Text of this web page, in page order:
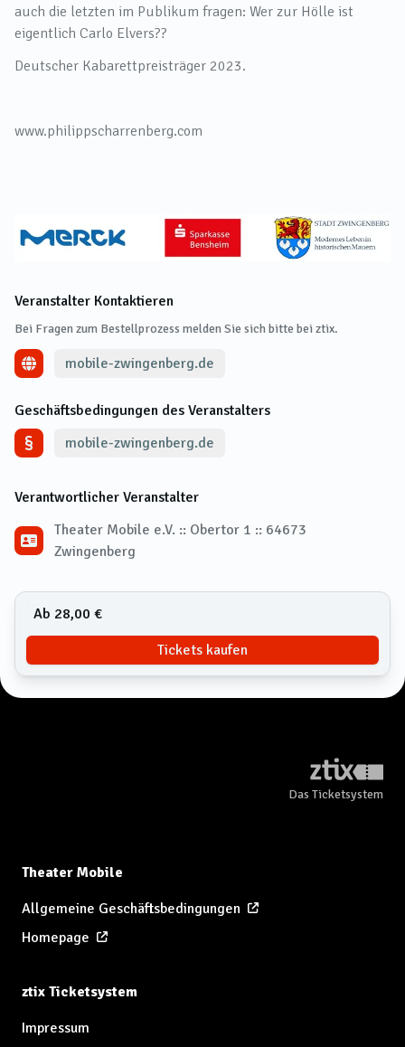
auch die letzten im Publikum fragen: Wer zur Hölle ist
eigentlich Carlo Elvers??
Deutscher Kabarettpreisträger 2023.
www.philippscharrenberg.com
Veranstalter Kontaktieren
Bei Fragen zum Bestellprozess melden Sie sich bitte bei ztix.
mobile-zwingenberg.de
Geschäftsbedingungen des Veranstalters
mobile-zwingenberg.de
Verantwortlicher Veranstalter
Theater Mobile e.V. :: Obertor 1 :: 64673
Zwingenberg
Ab 28,00 €
Tickets kaufen
Das Ticketsystem
Theater Mobile
Allgemeine Geschäftsbedingungen
Homepage
ztix Ticketsystem
Impressum